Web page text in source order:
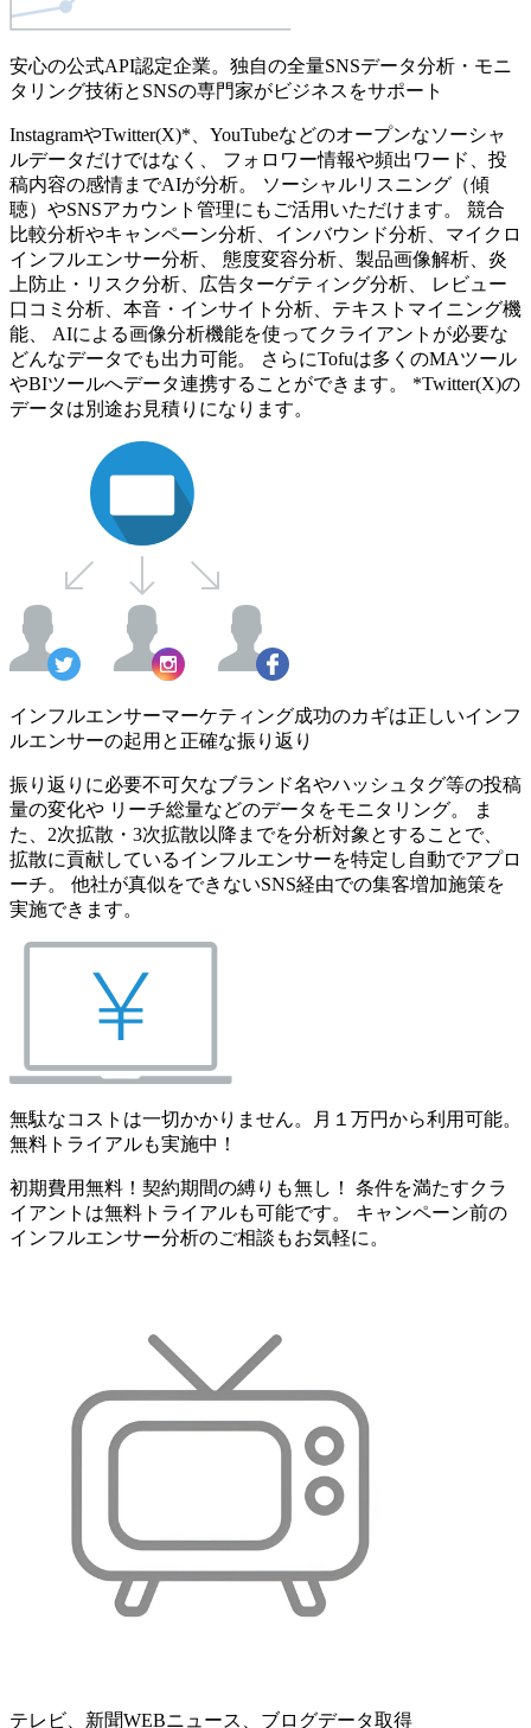
安心の公式API認定企業。独自の全量SNSデータ分析・モニ
タリング技術とSNSの専門家がビジネスをサポート
InstagramやTwitter(X)*、YouTubeなどのオープンなソーシャ
ルデータだけではなく、 フォロワー情報や頻出ワード、投
稿内容の感情までAIが分析。 ソーシャルリスニング（傾
聴）やSNSアカウント管理にもご活用いただけます。 競合
比較分析やキャンペーン分析、インバウンド分析、マイクロ
インフルエンサー分析、 態度変容分析、製品画像解析、炎
上防止・リスク分析、広告ターゲティング分析、 レビュー
口コミ分析、本音・インサイト分析、テキストマイニング機
能、 AIによる画像分析機能を使ってクライアントが必要な
どんなデータでも出力可能。 さらにTofuは多くのMAツール
やBIツールへデータ連携することができます。 *Twitter(X)の
データは別途お見積りになります。
インフルエンサーマーケティング成功のカギは正しいインフ
ルエンサーの起用と正確な振り返り
振り返りに必要不可欠なブランド名やハッシュタグ等の投稿
量の変化や リーチ総量などのデータをモニタリング。 ま
た、2次拡散・3次拡散以降までを分析対象とすることで、
拡散に貢献しているインフルエンサーを特定し自動でアプロ
ーチ。 他社が真似をできないSNS経由での集客増加施策を
実施できます。
無駄なコストは一切かかりません。月１万円から利用可能。
無料トライアルも実施中！
初期費用無料！契約期間の縛りも無し！ 条件を満たすクラ
イアントは無料トライアルも可能です。 キャンペーン前の
インフルエンサー分析のご相談もお気軽に。
テレビ、新聞WEBニュース、ブログデータ取得